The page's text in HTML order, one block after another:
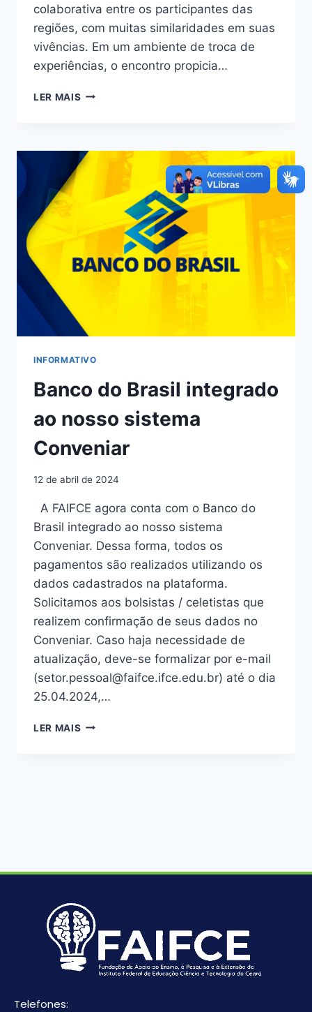
colaborativa entre os participantes das
regiões, com muitas similaridades em suas
vivências. Em um ambiente de troca de
experiências, o encontro propicia…
LER MAIS
INFORMATIVO
Banco do Brasil integrado
ao nosso sistema
Conveniar
12 de abril de 2024
A FAIFCE agora conta com o Banco do
Brasil integrado ao nosso sistema
Conveniar. Dessa forma, todos os
pagamentos são realizados utilizando os
dados cadastrados na plataforma.
Solicitamos aos bolsistas / celetistas que
realizem confirmação de seus dados no
Conveniar. Caso haja necessidade de
atualização, deve-se formalizar por e-mail
(setor.pessoal@faifce.ifce.edu.br) até o dia
25.04.2024,…
LER MAIS
Telefones: